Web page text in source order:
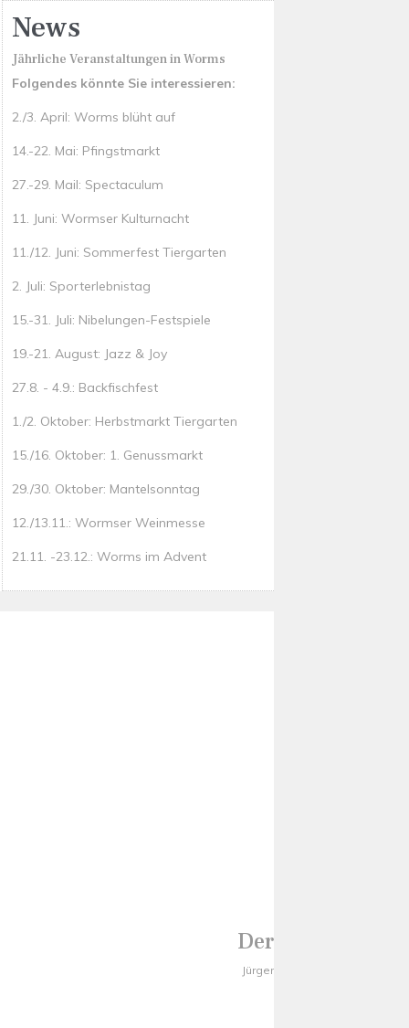
News
Jährliche Veranstaltungen in Worms
Folgendes könnte Sie interessieren:
2./3. April: Worms blüht auf
14.-22. Mai: Pfingstmarkt
27.-29. Mail: Spectaculum
11. Juni: Wormser Kulturnacht
11./12. Juni: Sommerfest Tiergarten
2. Juli: Sporterlebnistag
15.-31. Juli: Nibelungen-Festspiele
19.-21. August: Jazz & Joy
27.8. - 4.9.: Backfischfest
1./2. Oktober: Herbstmarkt Tiergarten
15./16. Oktober: 1. Genussmarkt
29./30. Oktober: Mantelsonntag
12./13.11.: Wormser Weinmesse
21.11. -23.12.: Worms im Advent
Der Weg zu Uns
Jürgen und Gabriele Menrath